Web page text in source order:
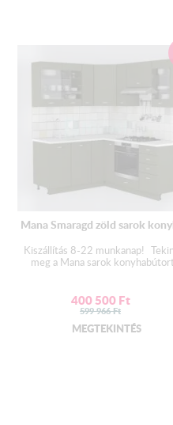
60-as páraelszívós
60-as felső felfelé mikrós
50-es alsó mosogatós
60-as mosogatógép
60-as beépíthető
Sonoma váz - Bordó felső
Mana Smaragd zöld sarok
Kiszállítás 8-22 munkanap!
meg a Mana sarok
400 500Ft
599 966Ft
MEGTEKINTÉS